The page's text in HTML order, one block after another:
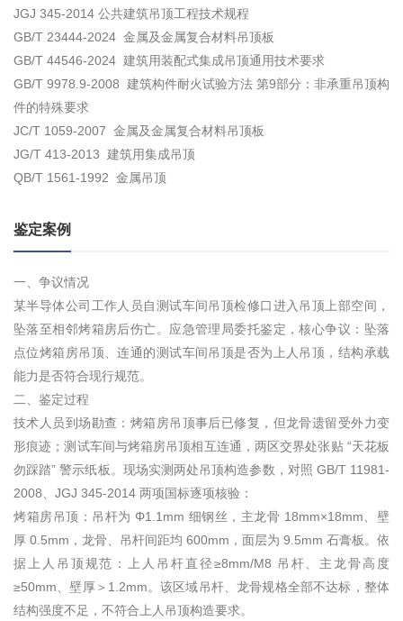
JGJ 345-2014 公共建筑吊顶工程技术规程
GB/T 23444-2024 金属及金属复合材料吊顶板
GB/T 44546-2024 建筑用装配式集成吊顶通用技术要求
GB/T 9978.9-2008 建筑构件耐火试验方法 第9部分：非承重吊顶构
件的特殊要求
JC/T 1059-2007 金属及金属复合材料吊顶板
JG/T 413-2013 建筑用集成吊顶
QB/T 1561-1992 金属吊顶
鉴定案例
一、争议情况
某半导体公司工作人员自测试车间吊顶检修口进入吊顶上部空间，
坠落至相邻烤箱房后伤亡。应急管理局委托鉴定，核心争议：坠落
点位烤箱房吊顶、连通的测试车间吊顶是否为上人吊顶，结构承载
能力是否符合现行规范。
二、鉴定过程
技术人员到场勘查：烤箱房吊顶事后已修复，但龙骨遗留受外力变
形痕迹；测试车间与烤箱房吊顶相互连通，两区交界处张贴 “天花板
勿踩踏” 警示纸板。现场实测两处吊顶构造参数，对照 GB/T 11981-
2008、JGJ 345-2014 两项国标逐项核验：
烤箱房吊顶：吊杆为 Φ1.1mm 细钢丝，主龙骨 18mm×18mm、壁
厚 0.5mm，龙骨、吊杆间距均 600mm，面层为 9.5mm 石膏板。依
据上人吊顶规范：上人吊杆直径≥8mm/M8 吊杆、主龙骨高度
≥50mm、壁厚＞1.2mm。该区域吊杆、龙骨规格全部不达标，整体
结构强度不足，不符合上人吊顶构造要求。